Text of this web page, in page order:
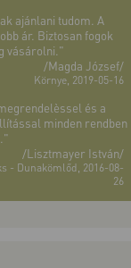
ajánlani tudom. A
ár. Biztosan fogok
vásárolni."
/Magda József/
Környe, 2019-05-16
és a
minden rendben
/Lisztmayer István/
- Dunakömlőd, 2016-08-
26